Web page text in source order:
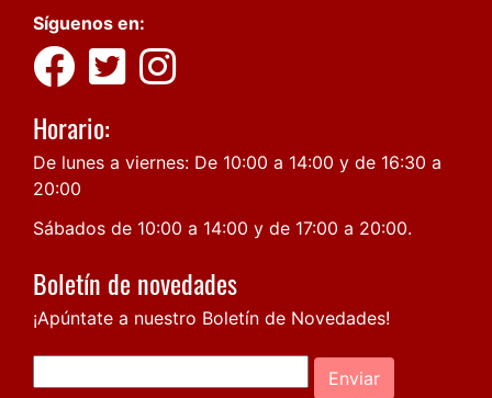
Síguenos en:
Horario:
De lunes a viernes: De 10:00 a 14:00 y de 16:30 a
20:00
Sábados de 10:00 a 14:00 y de 17:00 a 20:00.
Boletín de novedades
¡Apúntate a nuestro Boletín de Novedades!
Enviar